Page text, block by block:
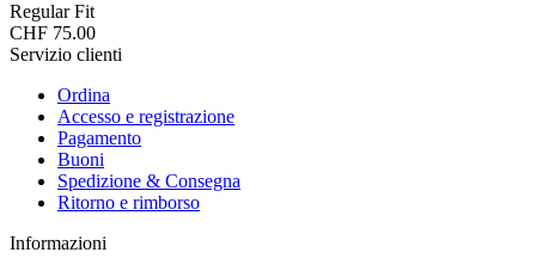
Regular Fit
CHF 75.00
Servizio clienti
Ordina
Accesso e registrazione
Pagamento
Buoni
Spedizione & Consegna
Ritorno e rimborso
Informazioni